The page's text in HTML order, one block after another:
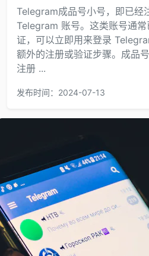
Telegram成品号小号，即已经
Telegram 账号。这类账号通
证，可以立即用来登录
额外的注册或验证步骤。成品
注册 ...
发布时间：2024-07-13